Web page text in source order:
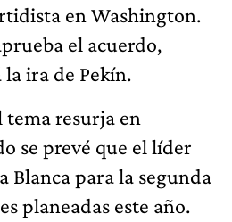
en Washington.
el acuerdo,
ira de Pekín.
tema resurja en
se prevé que el líder
Blanca para la segunda
planeadas este año.